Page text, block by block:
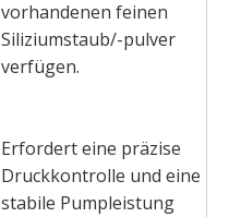
vorhandenen feinen
Siliziumstaub/-pulver
verfügen.
Erfordert eine präzise
Druckkontrolle und eine
stabile Pumpleistung